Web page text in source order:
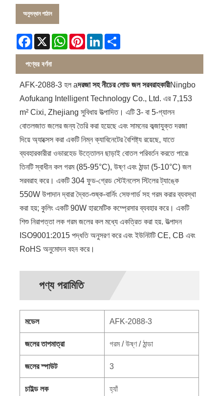
অনুসন্ধান পাঠান
Facebook
X WhatsApp
PinterestLinkedIn
পণ্যের বর্ণনা
AFK-2088-3 হল aদরজা সহ নীচের লোড জল সরবরাহকারীNingbo
Aofukang Intelligent Technology Co., Ltd. এর 7,153
m² Cixi, Zhejiang সুবিধায় উত্পাদিত। এটি 3‑ বা 5‑গ্যালন
বোতলজাত জলের জন্য তৈরি করা হয়েছে এবং সামনের কব্জাযুক্ত দরজা
দিয়ে অ্যাক্সেস করা একটি নিম্ন ক্যাবিনেটের বৈশিষ্ট্য রয়েছে, যাতে
ব্যবহারকারীরা ওভারহেড উত্তোলন ছাড়াই বোতল পরিবর্তন করতে পারে৷
তিনটি স্বাধীন কল গরম (85-95°C), উষ্ণ এবং ঠান্ডা (5-10°C) জল
সরবরাহ করে। একটি 304 ফুড-গ্রেড স্টেইনলেস স্টিলের ট্যাঙ্কে
550W উপাদান দ্বারা দ্বৈত-শুষ্ক-বার্নিং সেফগার্ড সহ গরম করার ব্যবস্থা
করা হয়; কুলিং একটি 90W হারমেটিক কম্প্রেসার ব্যবহার করে। একটি
শিশু নিরাপত্তা লক গরম জলের কল মধ্যে একত্রিত করা হয়. উত্পাদন
ISO9001:2015 পদ্ধতি অনুসরণ করে এবং ইউনিটটি CE, CB এবং
RoHS অনুমোদন বহন করে।
পণ্য পরামিতি
মডেল AFK-2088-3
জলের তাপমাত্রা গরম / উষ্ণ / ঠান্ডা
জলের স্পাউট 3
চাইল্ড লক হ্যাঁ